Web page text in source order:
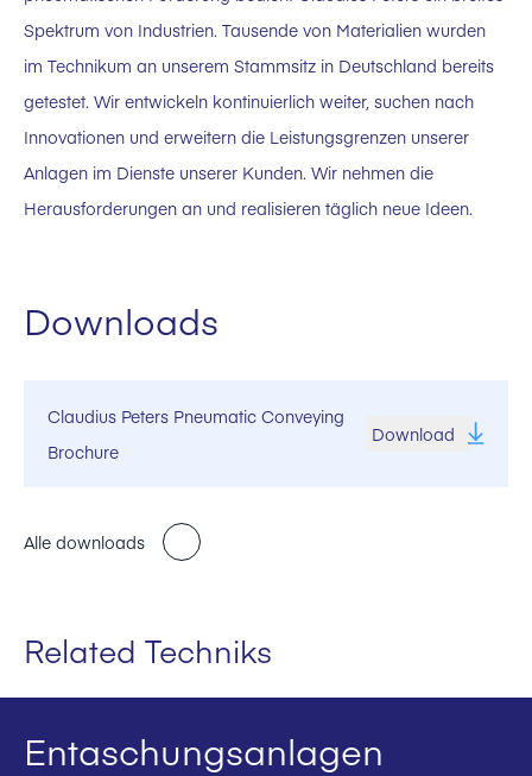
Spektrum von Industrien. Tausende von Materialien wurden
im Technikum an unserem Stammsitz in Deutschland bereits
getestet. Wir entwickeln kontinuierlich weiter, suchen nach
Innovationen und erweitern die Leistungsgrenzen unserer
Anlagen im Dienste unserer Kunden. Wir nehmen die
Herausforderungen an und realisieren täglich neue Ideen.
Downloads
Claudius Peters Pneumatic Conveying
Brochure
Download
Alle downloads
Related Techniks
Entaschungsanlagen